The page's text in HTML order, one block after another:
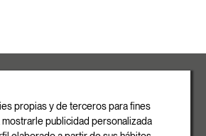
Grossa, 15 Pol. Ind. La Gavarra
Centelles | Barcelona
E-mail
propias y de terceros para fines
mostrarle publicidad personalizada